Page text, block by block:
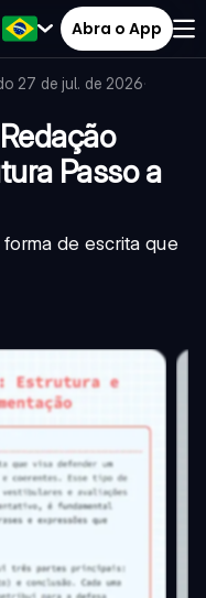
Abra o App
27 de jul. de 2026·
Passo a
de escrita que